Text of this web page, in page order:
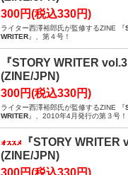
300円(税込330円)
ライター西澤裕郎氏が監修するZINE 『
WRITER』、第４号！
『STORY WRITER vol.3
(ZINE/JPN)
300円(税込330円)
ライター西澤裕郎氏が監修するZINE 『
WRITER』、2010年4月発行の第３号！
『STORY WRITER
(ZINE/JPN)
300円(税込330円)